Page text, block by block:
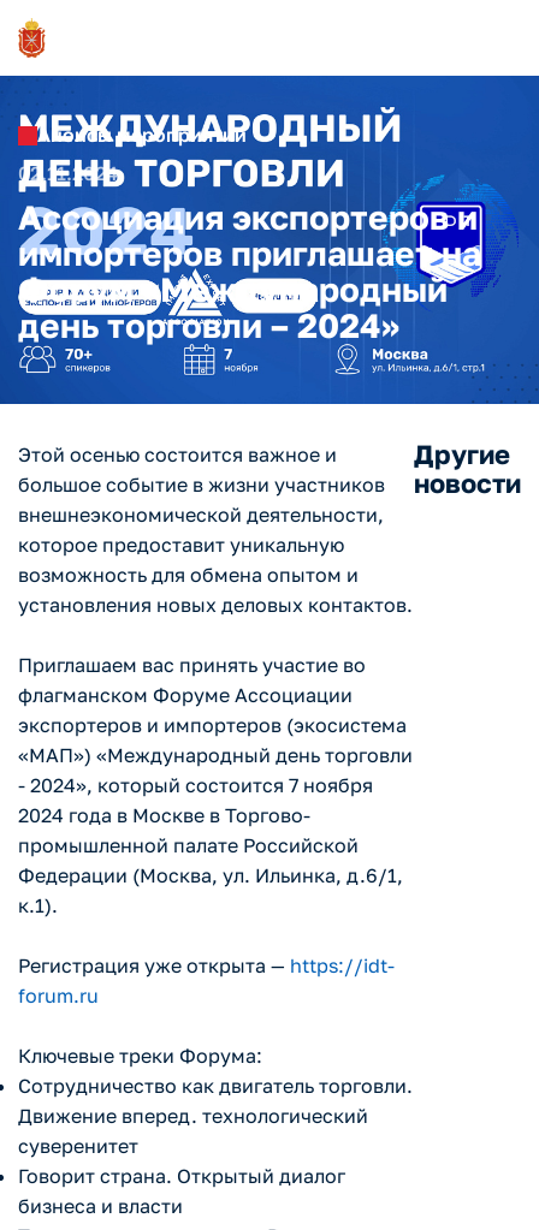
Анонсы мероприятий
02.11.2024
Ассоциация экспортеров и
импортеров приглашает на
Форум «Международный
день торговли – 2024»
Этой осенью состоится важное и
большое событие в жизни участников
внешнеэкономической деятельности,
которое предоставит уникальную
возможность для обмена опытом и
установления новых деловых контактов.
Приглашаем вас принять участие во
флагманском Форуме Ассоциации
экспортеров и импортеров (экосистема
«МАП») «Международный день торговли
- 2024», который состоится 7 ноября
2024 года в Москве в Торгово-
промышленной палате Российской
Федерации (Москва, ул. Ильинка, д.6/1,
к.1).
Регистрация уже открыта — https://idt-
forum.ru
Ключевые треки Форума:
Сотрудничество как двигатель торговли.
Движение вперед. технологический
суверенитет
Говорит страна. Открытый диалог
бизнеса и власти
Другие
новости